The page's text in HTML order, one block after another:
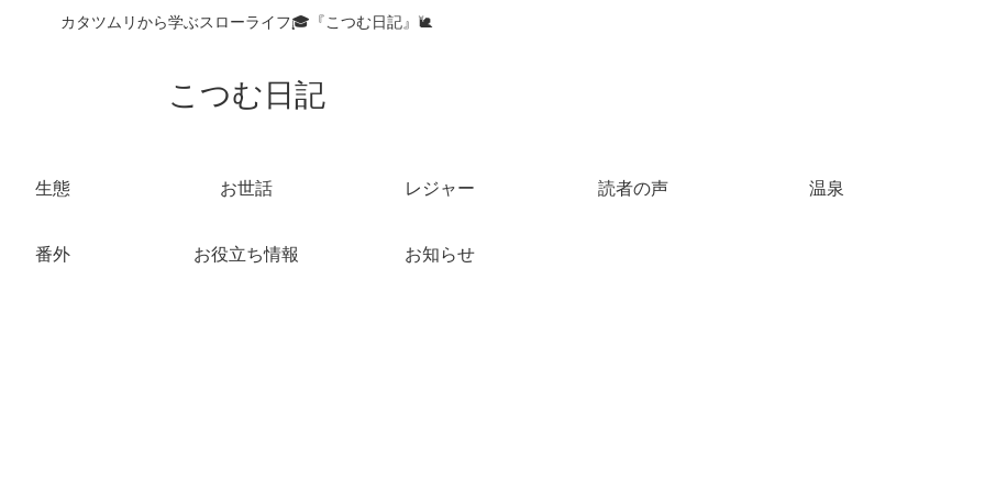
カタツムリから学ぶスローライフ🎓『こつむ日記』🐌
こつむ日記
生態 お世話 レジャー 読者の声 温泉
番外 お役立ち情報 お知らせ